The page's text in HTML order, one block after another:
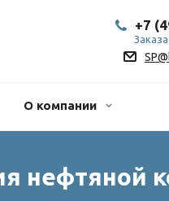
+7
О компании
нефтяной